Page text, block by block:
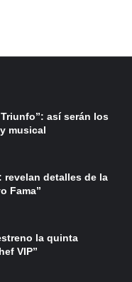
así serán los
musical
revelan detalles de la
Fama”
la quinta
VIP”